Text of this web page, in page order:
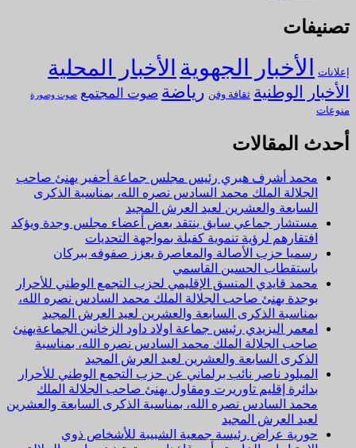
تصنيفات
إعلانات الأخبار الجهوية الأخبار المحلية
الأخبار الوطنية ثقافة وفن رياضة صوت المجتمع صوت وصورة
منوعات
أحدث المقالات
محمد أشرف هبري رئيس مجلس جماعة أحفير يهنئ صاحب
الجلالة الملك محمد السادس نصره الله، بمناسبة الذكرى
السابعة والعشرين لعيد العرش المجيد
مستشار جماعي سابق ينتقد بعض أعضاء مجلس وجدة ويؤكد
افتقارهم لرؤية تنموية كفيلة بمواجهة التحديات
رسميا حزب الأصالة والمعاصرة يعزز صفوفه ببركان
باستقطاب الحسين القاسمي
محمد قايدي المنسق الإقليمي لحزب التجمع الوطني للأحرار
بوجدة يهنئ صاحب الجلالة الملك محمد السادس نصره الله،
بمناسبة الذكرى السابعة والعشرين لعيد العرش المجيد
امعمر اليزيدي رئيس جماعة اولاد داود الزخانين الجماعةيهنئ
صاحب الجلالة الملك محمد السادس نصره الله، بمناسبة
الذكرى السابعة والعشرين لعيد العرش المجيد
الميلود ناصر نائب برلماني عن حزب التجمع الوطني للأحرار
بدائرة إقليم تاوريرت ومقاول يهنئ صاحب الجلالة الملك
محمد السادس نصره الله، بمناسبة الذكرى السابعة والعشرين
لعيد العرش المجيد
حورية عراض رئيسة جمعية الشبيبة للأشخاص ذوي